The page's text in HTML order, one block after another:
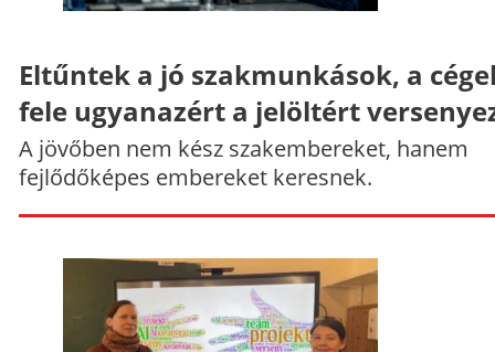
Eltűntek a jó szakmunkások, a
fele ugyanazért a jelöltért
A jövőben nem kész szakembereket, hanem
fejlődőképes embereket keresnek.